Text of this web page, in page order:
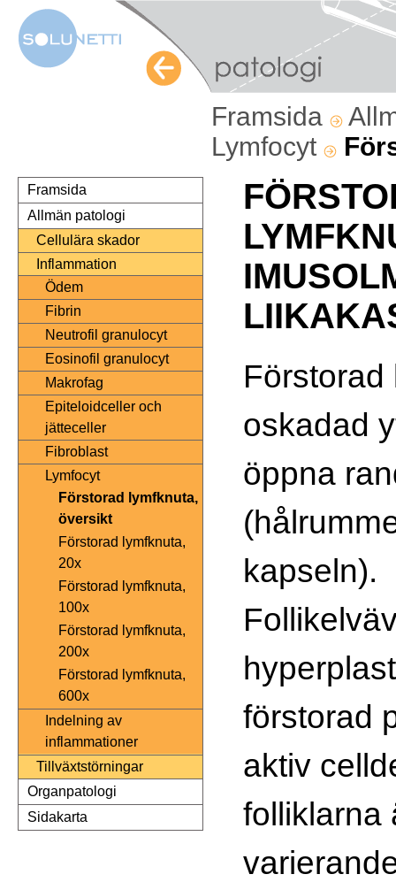
Framsida
Lymfocyt
Framsida
Allmän patologi
Cellulära skador
Inflammation
Ödem
Fibrin
Neutrofil granulocyt
Eosinofil granulocyt
Makrofag
Epiteloidceller och
jätteceller
Fibroblast
Lymfocyt
Förstorad lymfknuta,
översikt
Förstorad lymfknuta,
20x
Förstorad lymfknuta,
100x
Förstorad lymfknuta,
200x
Förstorad lymfknuta,
600x
Indelning av
inflammationer
Tillväxtstörningar
Organpatologi
Sidakarta
Förstorad
oskadad
öppna
kapseln).
förstorad
aktiv
folliklarna